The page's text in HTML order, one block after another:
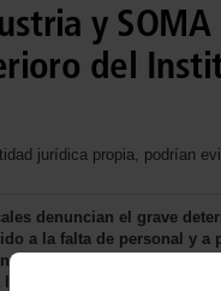
y
del
jurídica propia, podrían
denuncian el grave
a la falta de personal y a
a su traslado al nuevo
usuarios.